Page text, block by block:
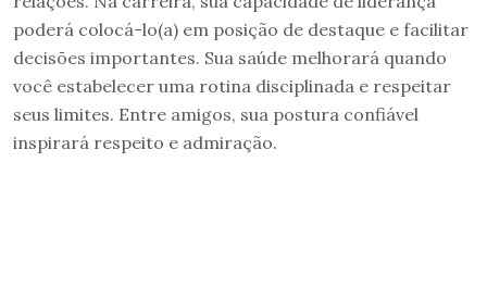
poderá colocá-lo(a) em posição de destaque e facilitar
decisões importantes. Sua saúde melhorará quando
você estabelecer uma rotina disciplinada e respeitar
seus limites. Entre amigos, sua postura confiável
inspirará respeito e admiração.